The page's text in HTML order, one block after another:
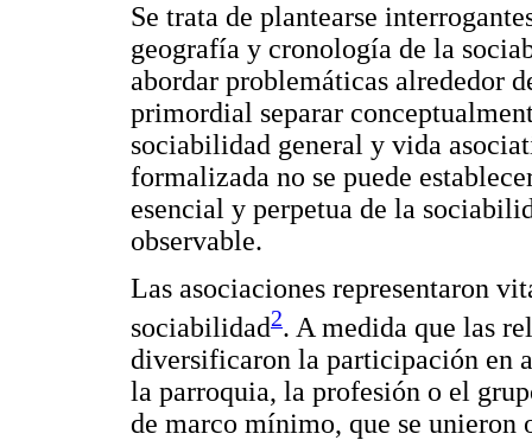
Se trata de plantearse
geografía y cronología de la
abordar problemáticas alrededor
primordial separar
sociabilidad general y vida
formalizada no se puede
esencial y perpetua de la
observable.
Las asociaciones representaron
sociabilidad2. A medida que las
diversificaron la participación en
la parroquia, la profesión o el
de marco mínimo, que se